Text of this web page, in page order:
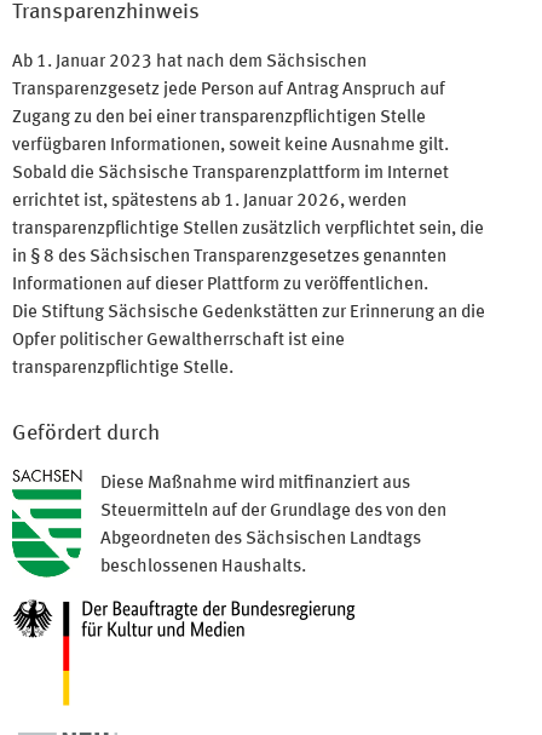
Transparenzhinweis
Ab 1. Januar 2023 hat nach dem Sächsischen
Transparenzgesetz jede Person auf Antrag Anspruch auf
Zugang zu den bei einer transparenzpflichtigen Stelle
verfügbaren Informationen, soweit keine Ausnahme gilt.
Sobald die Sächsische Transparenzplattform im Internet
errichtet ist, spätestens ab 1. Januar 2026, werden
transparenzpflichtige Stellen zusätzlich verpflichtet sein, die
in § 8 des Sächsischen Transparenzgesetzes genannten
Informationen auf dieser Plattform zu veröffentlichen.
Die Stiftung Sächsische Gedenkstätten zur Erinnerung an die
Opfer politischer Gewaltherrschaft ist eine
transparenzpflichtige Stelle.
Gefördert durch
Diese Maßnahme wird mitfinanziert aus
Steuermitteln auf der Grundlage des von den
Abgeordneten des Sächsischen Landtags
beschlossenen Haushalts.